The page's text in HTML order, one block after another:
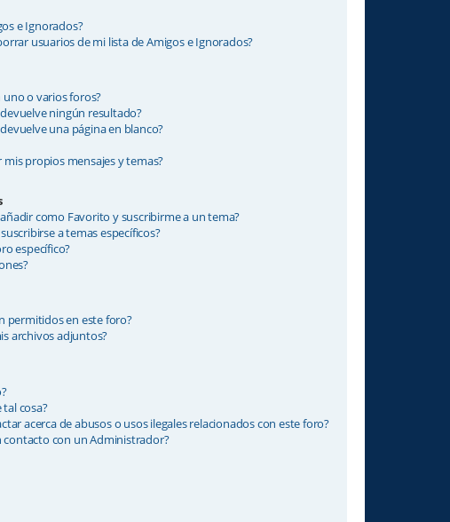
e Ignorados?
usuarios de mi lista de Amigos e Ignorados?
uno o varios foros?
ningún resultado?
una página en blanco?
propios mensajes y temas?
como Favorito y suscribirme a un tema?
a temas específicos?
específico?
permitidos en este foro?
archivos adjuntos?
cosa?
acerca de abusos o usos ilegales relacionados con este foro?
con un Administrador?